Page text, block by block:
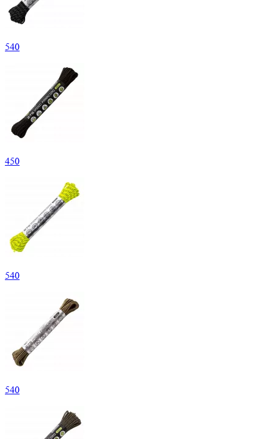
540
450
540
540